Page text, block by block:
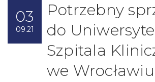
03
09.21
Potrzebny
do
Szpitala
we Wrocławiu